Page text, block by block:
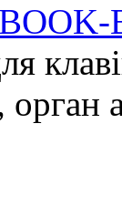
орган